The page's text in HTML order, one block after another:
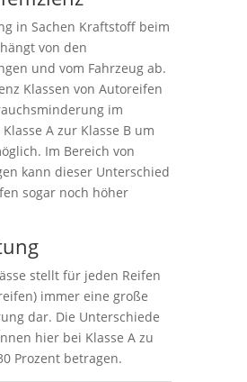
in Sachen Kraftstoff beim
von den
und vom Fahrzeug ab.
Klassen von Autoreifen
im
A zur Klasse B um
Im Bereich von
kann dieser Unterschied
sogar noch höher
stellt für jeden Reifen
immer eine große
dar. Die Unterschiede
hier bei Klasse A zu
Prozent betragen.